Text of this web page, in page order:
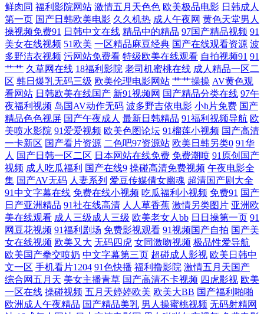
爱 东京热AV导航网 青青草综合在线 超碰在线资源总站 瑟瑟瑟瑟无码97
大香蕉伊人網 深夜AV福利 国产91破解 日韩欧美国产精品 av网址入口 欧
美变态另类在线 91视频91啪啪 婷婷导航 国产免费日逼视频 人妖自慰射精
合集 天美mv天美 激情文学天美 香蕉视频污线观看 国产第七页 午夜第一
页 都市激情色色 天美传媒AV三级 A片欧美传媒 男人色色网 91日在线 麻
豆四房播播 91在线资源站 麻豆国产在线 五月花成人视频 污视频下载网站
国产熟女一区三区 婷婷性爱 超碰人人草人人干 日韩AV资源网 www91色
天堂 日韩av免费网址 超碰97色色 欧美与禽狂猛性交 97超碰狠狠操 日韩一
区二区 91福利微拍 91美女在线观看 91蜜桃臀 91碰碰 91视频进入网页 91
黑丝高跟后入 91福利社色 91AV欧美 亚洲无码先锋 www91豆花 变态另类
第12页 草美女bb www午夜色色 俺来也色色 AV岛国论坛 av岛国网站 91网
鲜肉同 福利影院网站 激情五月天色色 欧美极品电影 日韩成人
第一页 国产日韩欧美电影 久久机热 成人午夜网 黄色天堂男人
操视频免费91 日韩中文在线 精品中的精品 97国产精品视频 91
美女在线视频 51欧美 一区精品麻豆经典 国产在线观看资源 波
多野洁衣视频 污网站免费看 特级欧美在线观看 自拍视频91 91
艹艹 久草网在线 18福利影院 老司机蜜桃在线 成人精品一区二
区 韩日爆乳无码三级 欧美伦理电影网站 艹艹操操 AV黄色观
看网站 日韩欧美在线国产 新91视频网 国产精品分类在线 97午
夜福利视频 岛国AV动作无码 波多野吉依电影 小h片免费 国产
精品色色视屏 国产午夜成人 最新日韩精品 91福利视频导航 欧
美喷水影院 91爱爱视频 欧美色图论坛 91榴莲小视频 国产高清
一卡新区 国产看片资源 二色吧97资源站 欧美日韩另类0 91华
人 国产日韩一区二区 日本网站在线免费 免费潮喷 91原创国产
视频 成人吃瓜福利 国产在线9 操碰高清免费视频 午夜电影全
集 国产AV无码 人妻系列 爱豆传媒倩女幽魂 超清国产剧大全
91中文字幕在线 免费在线小视频 吃瓜福利小视频 免费91 国产
日产亚洲精品 91社在线高清 人人草香蕉 激情另类图片 亚洲欧
美在线观看 成人三级成人三级 欧美老女人bb 日日操第一页 91
网豆花视频 91福利剧场 免费影视观看 91视频国产自拍 国产美
女在线视频 欧美又大 无码四虎 女同激吻视频 极品性爱导航
欧美国产拳交喷奶 中文字幕第三页 超碰成人影视 欧美日韩中
文一区 手机看片1204 91色快播 福利撸影院 激情五月天国产
综合网五月天 美女主播青草 国产高清不卡视频 四虎影视 欧美
一区在线 操碰视频 五月天婷婷欧美 欧美大BB 国产福利啪啪
欧洲成人午夜精品 国产精品美乳 男人操蜜桃视频 无码射精网